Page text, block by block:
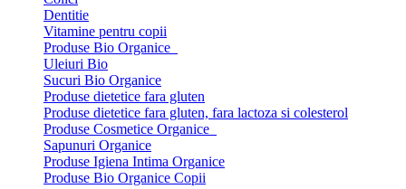
Dentitie
Vitamine pentru copii
Produse Bio Organice
Uleiuri Bio
Sucuri Bio Organice
Produse dietetice fara gluten
Produse dietetice fara gluten, fara lactoza si colesterol
Produse Cosmetice Organice
Sapunuri Organice
Produse Igiena Intima Organice
Produse Bio Organice Copii